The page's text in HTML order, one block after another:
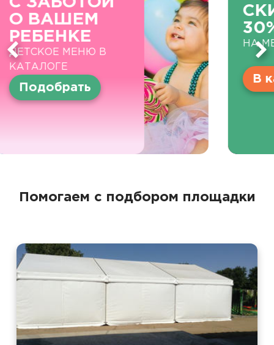
СКИДКИ ДО
30%
НА МЕНЮ ИЗ КАТАЛОГА
В каталог
Помогаем с подбором площадки